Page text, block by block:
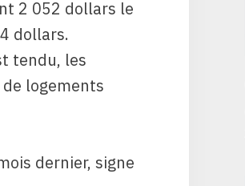
2 052 dollars le
dollars.
tendu, les
logements
dernier, signe